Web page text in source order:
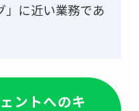
」に近い業務であ
ントへのキ